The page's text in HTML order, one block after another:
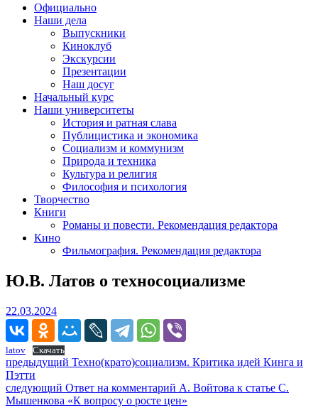
Официально
Наши дела
Выпускники
Киноклуб
Экскурсии
Презентации
Наш досуг
Начальный курс
Наши университеты
История и ратная слава
Публицистика и экономика
Социализм и коммунизм
Природа и техника
Культура и религия
Философия и психология
Творчество
Книги
Романы и повести. Рекомендация редактора
Кино
Фильмография. Рекомендация редактора
Ю.В. Латов о техносоциализме
22.03.202422.03.2024
latov Скачать
Навигация
по
записям
предыдущий Предыдущий
Техно(крато)социализм. Критика идей Кинга и
Пэтти
следующий Следующее
сообщение:
Ответ на комментарий А. Войтова к статье С.
Мышенкова «К вопросу о росте цен»